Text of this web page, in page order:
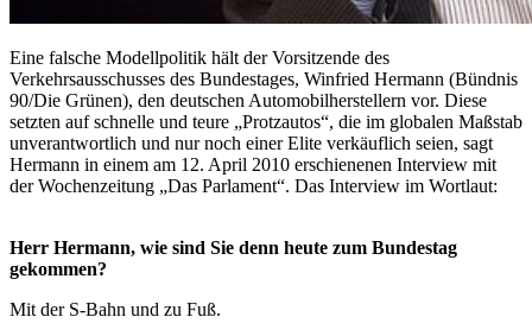
Eine falsche Modellpolitik hält der Vorsitzende des
Verkehrsausschusses des Bundestages, Winfried Hermann (Bündnis
90/Die Grünen), den deutschen Automobilherstellern vor. Diese
setzten auf schnelle und teure „Protzautos“, die im globalen Maßstab
unverantwortlich und nur noch einer Elite verkäuflich seien, sagt
Hermann in einem am 12. April 2010 erschienenen Interview mit
der Wochenzeitung „Das Parlament“. Das Interview im Wortlaut:
Herr Hermann, wie sind Sie denn heute zum Bundestag
gekommen?
Mit der S-Bahn und zu Fuß.